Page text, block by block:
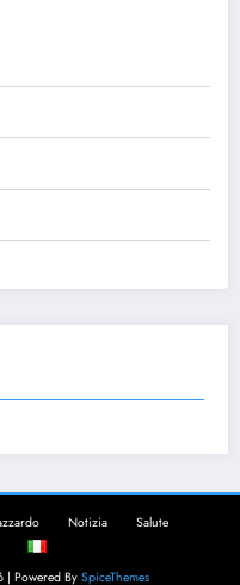
Notizia
Salute
| Powered By SpiceThemes